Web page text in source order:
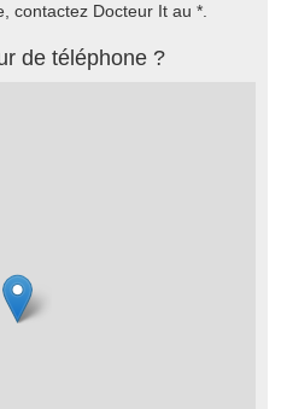
contactez Docteur It au *.
de téléphone ?